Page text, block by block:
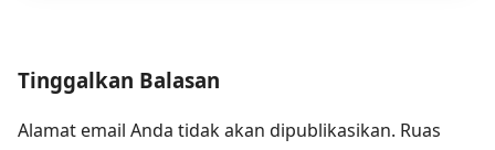
Tinggalkan Balasan
Alamat email Anda tidak akan dipublikasikan. Ruas